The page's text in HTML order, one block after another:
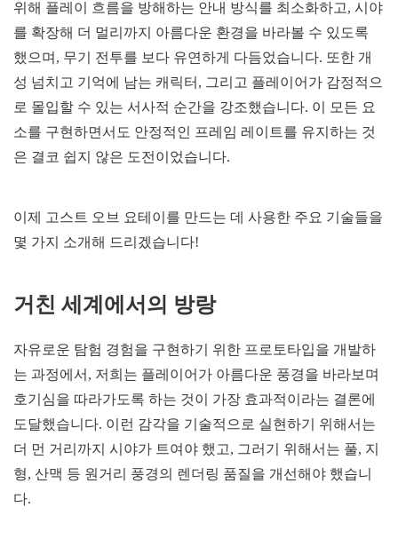
위해 플레이 흐름을 방해하는 안내 방식를 최소화하고, 시야
를 확장해 더 멀리까지 아름다운 환경을 바라볼 수 있도록
했으며, 무기 전투를 보다 유연하게 다듬었습니다. 또한 개
성 넘치고 기억에 남는 캐릭터, 그리고 플레이어가 감정적으
로 몰입할 수 있는 서사적 순간을 강조했습니다. 이 모든 요
소를 구현하면서도 안정적인 프레임 레이트를 유지하는 것
은 결코 쉽지 않은 도전이었습니다.
이제 고스트 오브 요테이를 만드는 데 사용한 주요 기술들을
몇 가지 소개해 드리겠습니다!
거친 세계에서의 방랑
자유로운 탐험 경험을 구현하기 위한 프로토타입을 개발하
는 과정에서, 저희는 플레이어가 아름다운 풍경을 바라보며
호기심을 따라가도록 하는 것이 가장 효과적이라는 결론에
도달했습니다. 이런 감각을 기술적으로 실현하기 위해서는
더 먼 거리까지 시야가 트여야 했고, 그러기 위해서는 풀, 지
형, 산맥 등 원거리 풍경의 렌더링 품질을 개선해야 했습니
다.